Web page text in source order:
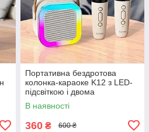
Портативна бездротова
колонка-караоке K12 з LED-
підсвіткою і двома
мікрофонами
В наявності
360 ₴ 600 ₴